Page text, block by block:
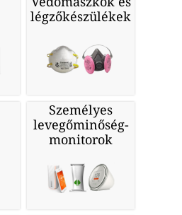
légzőkészülékek
Személyes
levegőminőség-
monitorok